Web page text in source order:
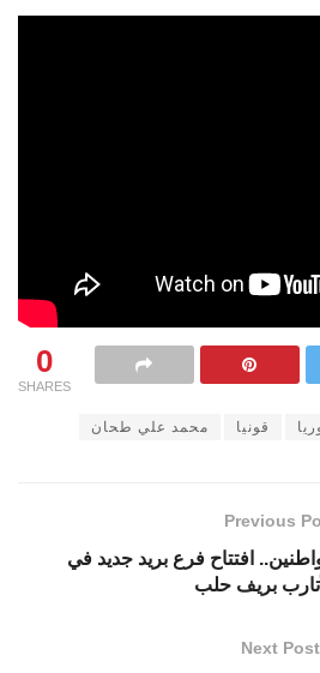
0
SHARES
قونيا محمد علي طحان
Previous
افتتاح فرع بريد جديد في
بريف حلب
Next Post